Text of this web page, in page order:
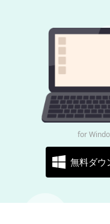
for
無料ダウ